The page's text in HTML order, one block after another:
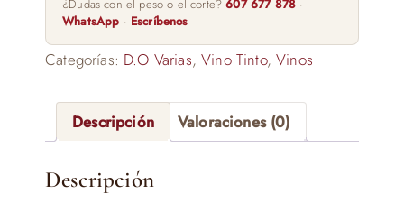
¿Dudas con el peso o el corte?607 677 878 ·
WhatsApp · Escríbenos
Categorías: D.O Varias,Vino Tinto,Vinos
Descripción Valoraciones (0)
Descripción